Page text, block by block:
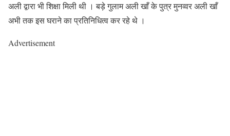
अली द्वारा भी शिक्षा मिली थी । बड़े गुलाम अली खाँ के पुत्र मुनव्वर अली खाँ
अभी तक इस घराने का प्रतिनिधित्व कर रहे थे ।
Advertisement